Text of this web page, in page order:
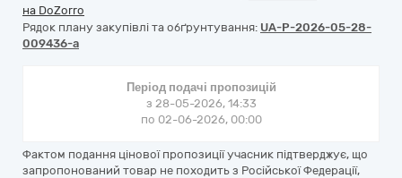
на DoZorro
Рядок плану закупівлі та обґрунтування: UA-P-2026-05-28-
009436-a
Період подачі пропозицій
з 28-05-2026, 14:33
по 02-06-2026, 00:00
Фактом подання цінової пропозиції учасник підтверджує, що
запропонований товар не походить з Російської Федерації,